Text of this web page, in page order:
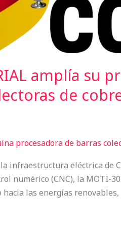
amplía su
de
procesadora de barras
infraestructura eléctrica de
numérico (CNC), la MOTI-
hacia las energías